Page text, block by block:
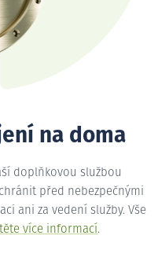
na doma
doplňkovou službou
před nebezpečnými
ani za vedení služby. Vše
více informací.